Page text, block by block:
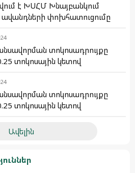
է ԽՍՀՄ Խնայբանկում
փոխհատուցումը
տոկոսադրույքը
տոկոսային կետով
տոկոսադրույքը
տոկոսային կետով
Ավելին